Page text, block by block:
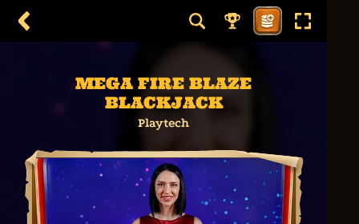
MEGA FIRE BLAZE
BLACKJACK
Playtech